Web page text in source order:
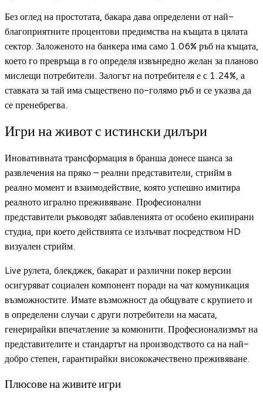
Без оглед на простотата, бакара дава определени от най-
благоприятните процентови предимства на къщата в цялата
сектор. Заложеното на банкера има само 1.06% ръб на къщата,
което го превръща в го определя извънредно желан за планово
мислещи потребители. Залогът на потребителя е с 1.24%, а
ставката за тай има съществено по-голямо ръб и се указва да
се пренебрегва.
Игри на живот с истински дилъри
Иновативната трансформация в бранша донесе шанса за
развлечения на пряко – реални представители, стрийм в
реално момент и взаимодействие, която успешно имитира
реалното игрално преживяване. Професионални
представители ръководят забавленията от особено екипирани
студиа, при което действията се излъчват посредством HD
визуален стрийм.
Live рулета, блекджек, бакарат и различни покер версии
осигуряват социален компонент поради на чат комуникация
възможностите. Имате възможност да общувате с крупието и
в определени случаи с други потребители на масата,
генерирайки впечатление за комюнити. Професионализмът на
представителите и стандартът на производството са на най-
добро степен, гарантирайки висококачествено преживяване.
Плюсове на живите игри